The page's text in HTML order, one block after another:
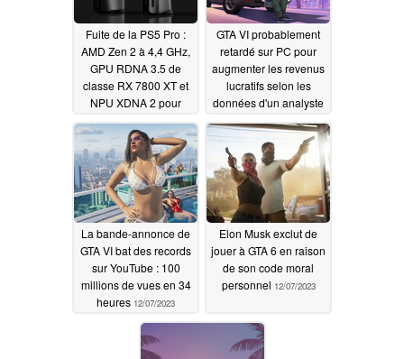
Fuite de la PS5 Pro :
AMD Zen 2 à 4,4 GHz,
GPU RDNA 3.5 de
classe RX 7800 XT et
NPU XDNA 2 pour
septembre 2024
pourraient en faire la
console idéale pour
GTA VI12/12/2023
GTA VI probablement
retardé sur PC pour
augmenter les revenus
lucratifs selon les
données d'un analyste
sur GTA V12/09/2023
La bande-annonce de
GTA VI bat des records
sur YouTube : 100
millions de vues en 34
heures 12/07/2023
Elon Musk exclut de
jouer à GTA 6 en raison
de son code moral
personnel 12/07/2023